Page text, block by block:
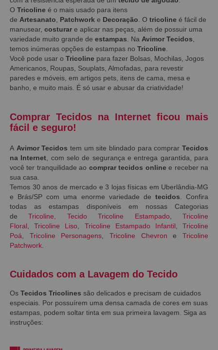
O Tricoline é o mais usado para itens
de Artesanato Patchwork e Decoração . O tricoline é fácil de
manusear, costurar e aplicar nas peças, além de possuir uma
variedade muito grande de estampas . Na Avimor Tecidos
temos inúmeras opções de estampas no Tricoline
Você pode usar o Tricoline para fazer Bolsas, Mochilas, Jogos
Americanos, Roupas, Souplats, Almofadas, para revestir
paredes e móveis, em artigos pets, itens de cama, mesa e
banho, e muito mais. É só usar e abusar da criatividade!
Comprar Tecidos na Internet ficou mais
fácil e seguro!
A Avimor Tecidos tem um site blindado para comprarTecidos
na Internet , com selo de segurança e entrega garantida, para
você ter tranquilidade ao comprar tecidos onlinee receber na
sua casa.
Temos 30 anos de mercado e 3 lojas físicas em Uberlândia-MG
e Brás/SP com uma enorme variedade de tecidos . Confira
todas as estampas disponíveis em nossas Categorias
deTricoline Tecido Tricoline Estampado ,Tricoline
Floral ,Tricoline Liso Tricoline Estampado Infantil ,Tricoline
Poá
Tricoline Personagens ,Tricoline Chevron eTricoline
Patchwork
Cuidados com a Lavagem do Tecido
Os Tecidos Tricolines são delicados e precisam de cuidados
especiais. Por possuírem uma densa camada de cores em suas
estampas, podem soltar tinta em sua primeira lavagem. Siga as
instruções: